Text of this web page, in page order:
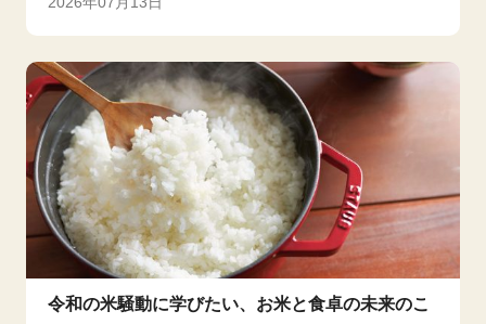
令和の米騒動に学びたい、お米と食卓の未来のこ